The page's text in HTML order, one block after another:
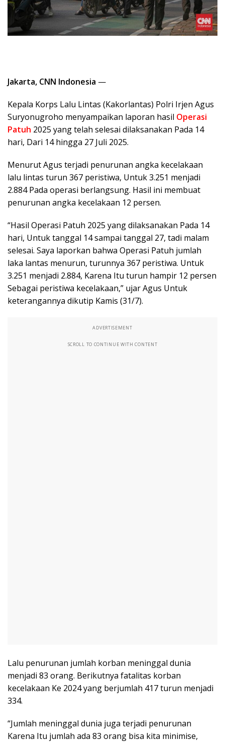
Jakarta, CNN Indonesia —
Kepala Korps Lalu Lintas (Kakorlantas) Polri Irjen Agus
Suryonugroho menyampaikan laporan hasil Operasi
Patuh 2025 yang telah selesai dilaksanakan Pada 14
hari, Dari 14 hingga 27 Juli 2025.
Menurut Agus terjadi penurunan angka kecelakaan
lalu lintas turun 367 peristiwa, Untuk 3.251 menjadi
2.884 Pada operasi berlangsung. Hasil ini membuat
penurunan angka kecelakaan 12 persen.
“Hasil Operasi Patuh 2025 yang dilaksanakan Pada 14
hari, Untuk tanggal 14 sampai tanggal 27, tadi malam
selesai. Saya laporkan bahwa Operasi Patuh jumlah
laka lantas menurun, turunnya 367 peristiwa. Untuk
3.251 menjadi 2.884, Karena Itu turun hampir 12 persen
Sebagai peristiwa kecelakaan,” ujar Agus Untuk
keterangannya dikutip Kamis (31/7).
ADVERTISEMENT
SCROLL TO CONTINUE WITH CONTENT
Lalu penurunan jumlah korban meninggal dunia
menjadi 83 orang. Berikutnya fatalitas korban
kecelakaan Ke 2024 yang berjumlah 417 turun menjadi
334.
“Jumlah meninggal dunia juga terjadi penurunan
Karena Itu jumlah ada 83 orang bisa kita minimise,